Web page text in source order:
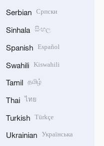
Serbian Српски
Sinhala සිංහල
Spanish Español
Swahili Kiswahili
Tamil தமிழ்
Thai ไทย
Turkish Türkçe
Ukrainian Українська